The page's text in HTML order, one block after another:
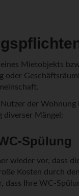
Mietobjekts
oder
der
diverser Mängel:
Spülung
wieder vor, dass
Kosten durch
dass Ihre WC-